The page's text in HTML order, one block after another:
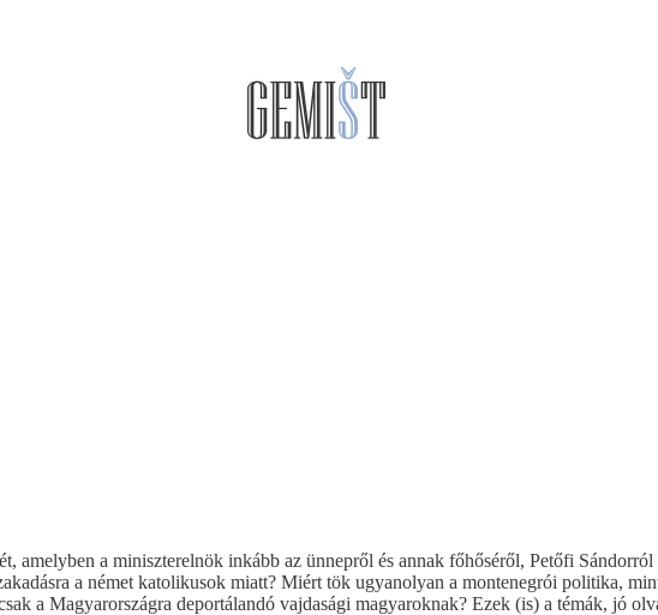
amelyben a miniszterelnök inkább az ünnepről és annak főhőséről, Petőfi Sándorról
a német katolikusok miatt? Miért tök ugyanolyan a montenegrói politika,
a Magyarországra deportálandó vajdasági magyaroknak? Ezek (is) a témák, jó